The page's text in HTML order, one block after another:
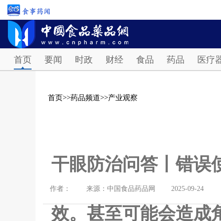
首页 要闻 时政 财经 食品 药品 医疗
首页>>药品频道>>产业观察
干眼防治问答丨错误
效。甚至可能会造成
作者： 来源：中国食品药品网 2025-09-24